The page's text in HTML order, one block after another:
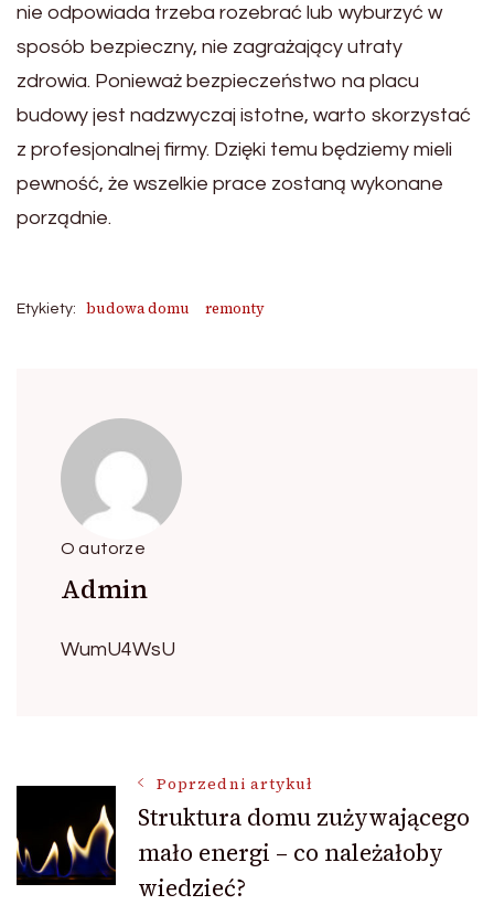
nie odpowiada trzeba rozebrać lub wyburzyć w
sposób bezpieczny, nie zagrażający utraty
zdrowia. Ponieważ bezpieczeństwo na placu
budowy jest nadzwyczaj istotne, warto skorzystać
z profesjonalnej firmy. Dzięki temu będziemy mieli
pewność, że wszelkie prace zostaną wykonane
porządnie.
Etykiety: budowa domu remonty
O autorze
Admin
WumU4WsU
Nawigacja
wpisu
Poprzedni artykuł
Struktura domu zużywającego
mało energi – co należałoby
wiedzieć?